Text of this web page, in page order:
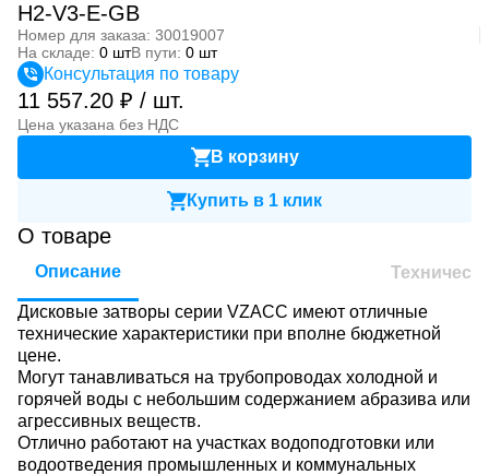
H2-V3-E-GB
Номер для заказа: 30019007
На складе: 0 штВ пути: 0 шт
Консультация по товару
11 557.20 ₽ / шт.
Цена указана без НДС
В корзину
Купить в 1 клик
О товаре
Описание
Дисковые затворы серии VZACC имеют отличные
технические характеристики при вполне бюджетной
цене.
Могут танавливаться на трубопроводах холодной и
горячей воды с небольшим содержанием абразива или
агрессивных веществ.
Отлично работают на участках водоподготовки или
водоотведения промышленных и коммунальных